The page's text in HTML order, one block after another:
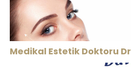
Medikal Estetik Doktoru